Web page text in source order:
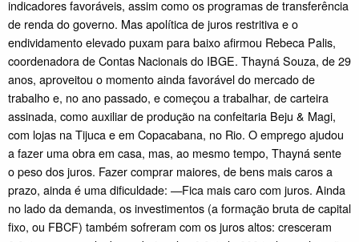
indicadores favoráveis, assim como os programas de transferência
de renda do governo. Mas apolítica de juros restritiva e o
endividamento elevado puxam para baixo afirmou Rebeca Palis,
coordenadora de Contas Nacionais do IBGE. Thayná Souza, de 29
anos, aproveitou o momento ainda favorável do mercado de
trabalho e, no ano passado, e começou a trabalhar, de carteira
assinada, como auxiliar de produção na confeitaria Beju & Magi,
com lojas na Tijuca e em Copacabana, no Rio. O emprego ajudou
a fazer uma obra em casa, mas, ao mesmo tempo, Thayná sente
o peso dos juros. Fazer comprar maiores, de bens mais caros a
prazo, ainda é uma dificuldade: —Fica mais caro com juros. Ainda
no lado da demanda, os investimentos (a formação bruta de capital
fixo, ou FBCF) também sofreram com os juros altos: cresceram